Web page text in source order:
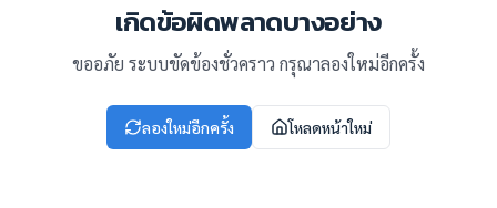
เกิดข้อผิดพลาดบางอย่าง
ขออภัย ระบบขัดข้องชั่วคราว กรุณาลองใหม่อีกครั้ง
ลองใหม่อีกครั้ง โหลดหน้าใหม่